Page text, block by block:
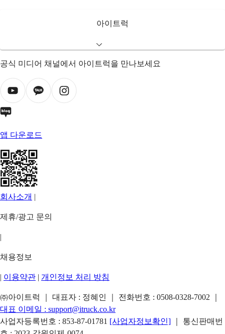
아이트럭
공식 미디어 채널에서 아이트럭을 만나보세요
앱 다운로드
회사소개 |
제휴/광고 문의
|
채용정보
| 이용약관 | 개인정보 처리 방침
㈜아이트럭 ｜ 대표자 : 정혜인 ｜ 전화번호 : 0508-0328-7002
대표 이메일 : support@itruck.co.kr
사업자등록번호 : 853-87-01781 [사업자정보확인]
｜ 통신판매번